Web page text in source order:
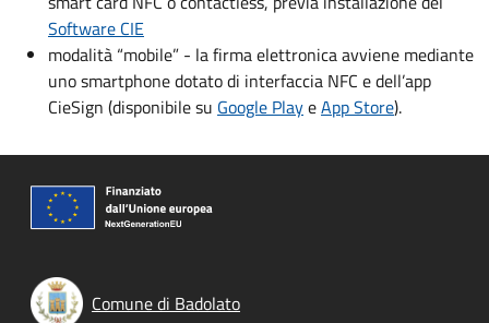
Software CIE
modalità “mobile” - la firma elettronica avviene mediante
uno smartphone dotato di interfaccia NFC e dell’app
CieSign (disponibile su Google PlayeApp Store).
Comune di Badolato